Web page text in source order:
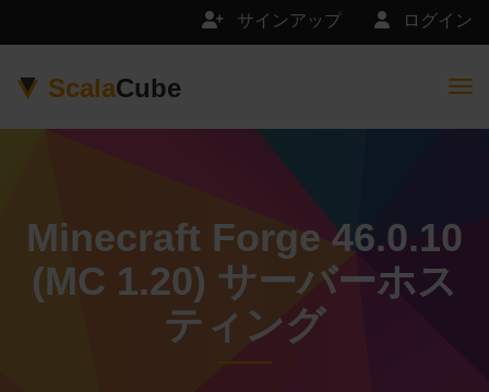
ログイン
サインアップ
ScalaCube
Minecraft Forge 46.0.10
(MC 1.20) サーバーホス
ティング